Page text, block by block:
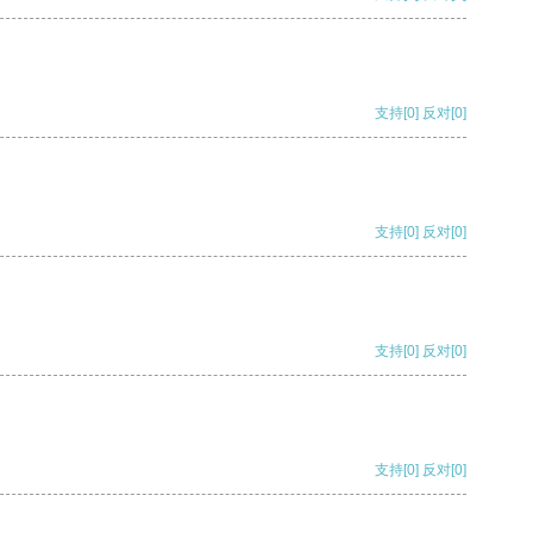
支持[0] 反对[0]
支持[0] 反对[0]
支持[0] 反对[0]
支持[0] 反对[0]